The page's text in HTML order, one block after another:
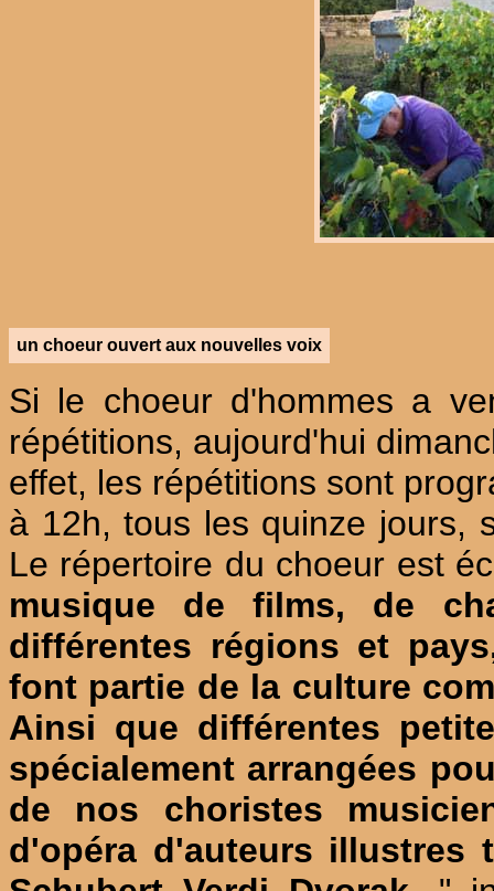
un choeur ouvert aux nouvelles voix
Si le choeur d'hommes a
répétitions, aujourd'hui
effet, les répétitions sont
à 12h, tous les quinze jours,
Le répertoire du choeur est
musique de films, de
différentes régions et
font partie de la culture
Ainsi que différentes
spécialement arrangées
de nos choristes
d'opéra d'auteurs illustres